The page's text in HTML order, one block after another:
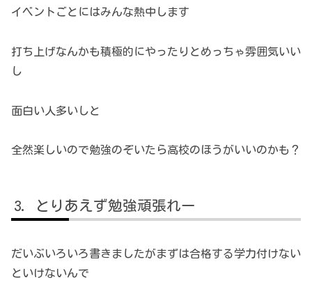
イベントごとにはみんな熱中します
打ち上げなんかも積極的にやったりとめっちゃ雰囲気いい
し
面白い人多いしと
全然楽しいので勉強のぞいたら高校のほうがいいのかも？
とりあえず勉強頑張れー
だいぶいろいろ書きましたがまずは合格する学力付けない
といけないんで